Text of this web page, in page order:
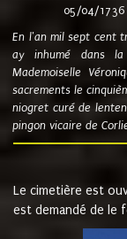
05/04/1736
En l'an mil sept cent
ay inhumé dans
Mademoiselle
sacrements le
niogret curé de
pingon vicaire de
Le cimetière est
est demandé de le